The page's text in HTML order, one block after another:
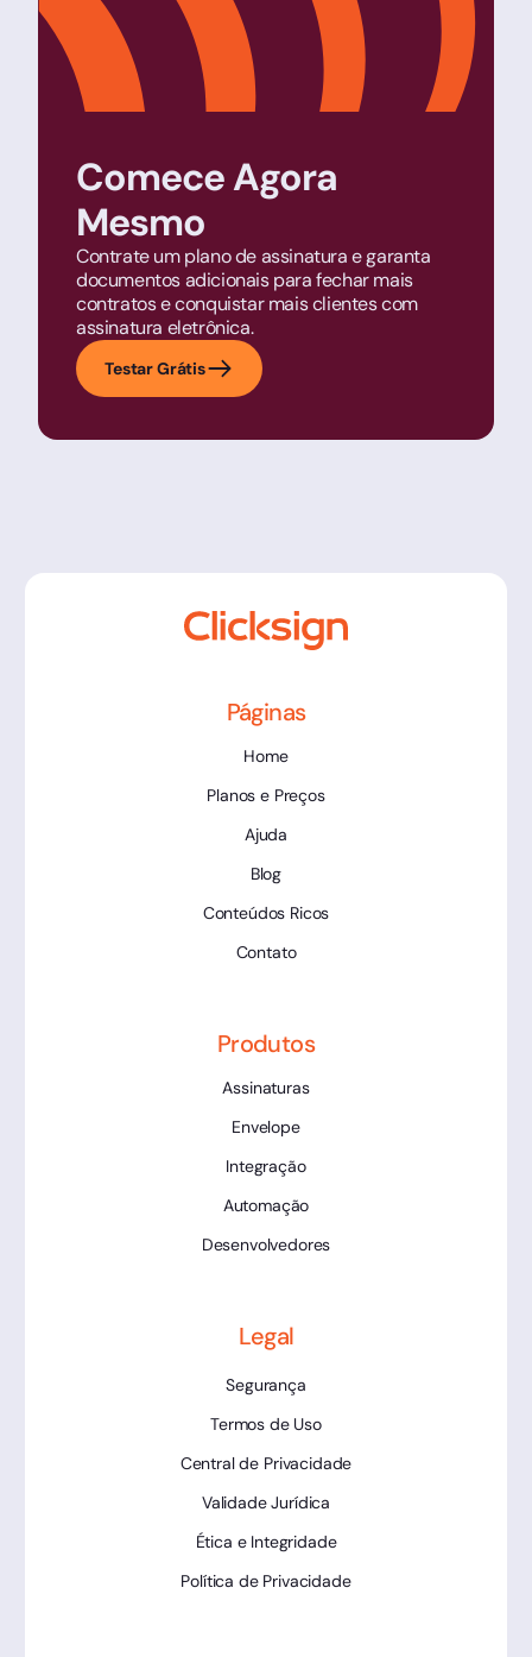
Comece Agora
Mesmo
Contrate um plano de assinatura e garanta
documentos adicionais para fechar mais
contratos e conquistar mais clientes com
assinatura eletrônica.
Testar Grátis
Páginas
Home
Planos e Preços
Ajuda
Blog
Conteúdos Ricos
Contato
Produtos
Assinaturas
Envelope
Integração
Automação
Desenvolvedores
Legal
Segurança
Termos de Uso
Central de Privacidade
Validade Jurídica
Ética e Integridade
Política de Privacidade